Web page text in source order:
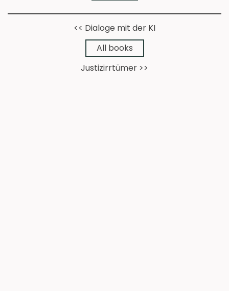
<< Dialoge mit der KI
All books
Justizirrtümer >>